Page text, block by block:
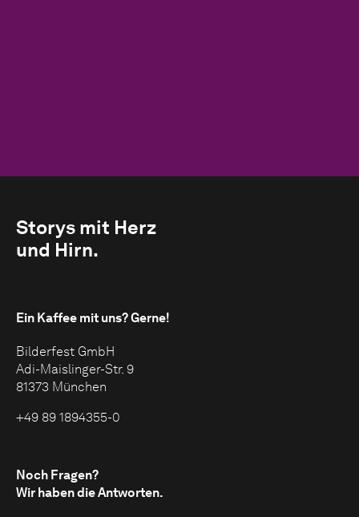
Storys mit Herz
und Hirn.
Ein Kaffee mit uns?Gerne!
Bilderfest GmbH
Adi-Maislinger-Str. 9
81373 München
+49 89 1894355-0
Noch Fragen?
Wir haben die Antworten.